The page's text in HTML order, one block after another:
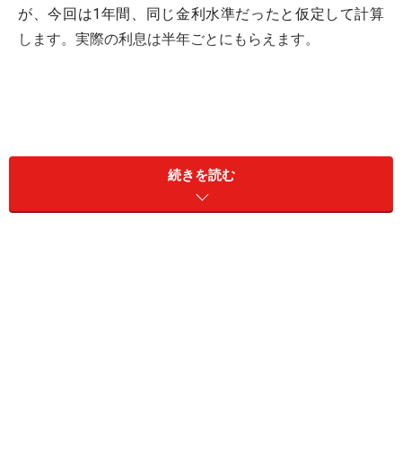
が、今回は1年間、同じ金利水準だったと仮定して計算
します。実際の利息は半年ごとにもらえます。
続きを読む